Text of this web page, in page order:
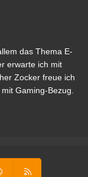
das Thema E-
erwarte ich mit
Zocker freue ich
Gaming-Bezug.